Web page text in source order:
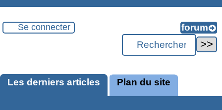
Se connecter
Les derniers articles Plan du site